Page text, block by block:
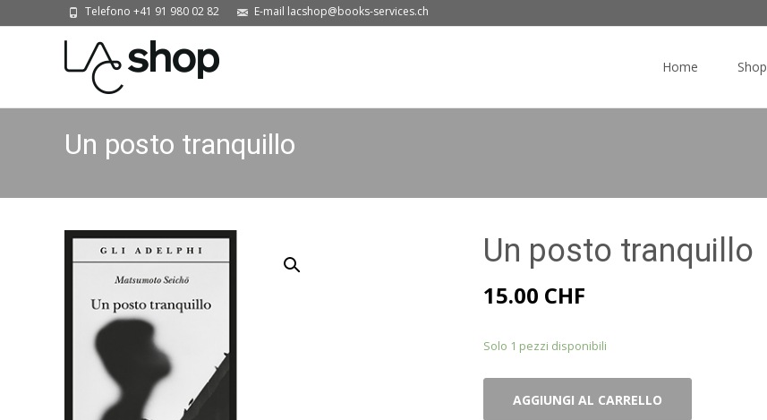
Telefono +41 91 980 02 82 E-mail lacshop@books-services.ch
Home Shop
Un posto tranquillo
Un posto tranquillo
15.00 CHF
Solo 1 pezzi disponibili
posto
AGGIUNGI AL CARRELLO